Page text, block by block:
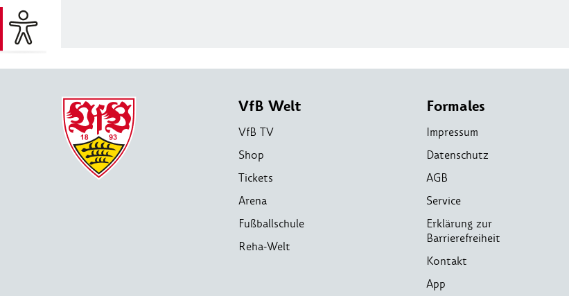
VfB Welt
VfB TV
Shop
Tickets
Arena
Fußballschule
Reha-Welt
Formales
Impressum
Datenschutz
AGB
Service
Erklärung zur
Barrierefreiheit
Kontakt
App